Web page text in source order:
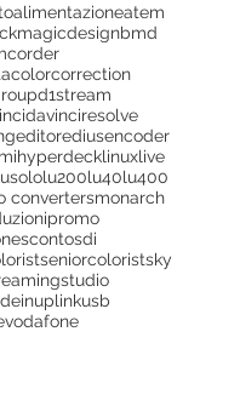
alimentazioneatem
bmd
colorcorrection
d1stream
davinciresolve
editorediusencoder
hyperdecklinuxlive
lu200lu40lu400
convertersmonarch
promo
scontosdi
seniorcoloristsky
studio
uplinkusb
vodafone